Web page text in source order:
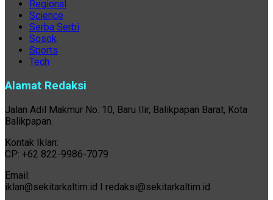
Regional
Science
Serba Serbi
Sosok
Sports
Tech
Alamat Redaksi
Jalan Adil Makmur No. 10, Baru Ilir, Balikpapan Barat, Kota
Balikpapan.
Kontak Iklan:
CP: +62 822-9986-7079
Email:
iklan@sekitarkaltim.id I redaksi@sekitarkaltim.id